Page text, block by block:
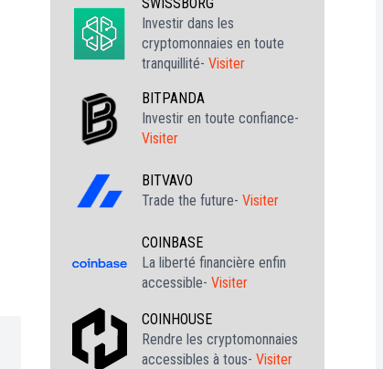
Investir dans les
cryptomonnaies en toute
tranquillité- Visiter
BITPANDA
Investir en toute confiance-
Visiter
BITVAVO
Trade the future- Visiter
COINBASE
La liberté financière enfin
accessible- Visiter
COINHOUSE
Rendre les cryptomonnaies
accessibles à tous- Visiter